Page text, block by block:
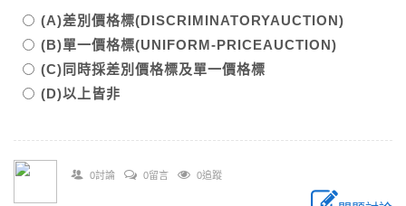
(A)差別價格標(DISCRIMINATORYAUCTION)
(B)單一價格標(UNIFORM-PRICEAUCTION)
(C)同時採差別價格標及單一價格標
(D)以上皆非
0討論 0留言 0追蹤